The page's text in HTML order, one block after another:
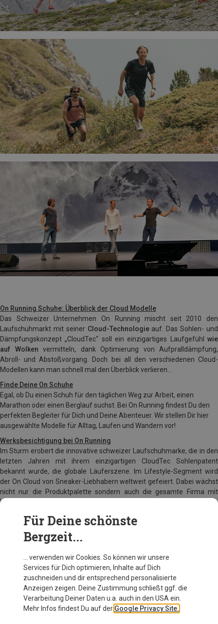
On Running Schuhe: Überblick der Cloud Modelle
Das Schweizer Unternehmen On Running mischt seit 2010 den
Laufschuhmarkt mit seiner Cloud-Technologieauf. Das Sohlen- und
Dämpfungskonzept „CloudTec“ soll ein einzigartiges Laufgefühl wie
auf Wolken vermitteln, dank Optimierung von Aufpralldämpfung,
Abroll- und Abstoßvorgang. Doch bei all den verschiedenen Cloud-
Modellen kann man schnell mal den Überblick verlieren…
Finde Deine On Schuhe
Egal, ob Du einen Schuh für den täglichen Weg zur Arbeit, einen
Marathon oder einen Berglauf suchst. Bei On Running findest Du den
perfekten Begleiter für Dich und Deine Abenteuer. Wir stellen Dir hier
ausgewählte Modelle für Alltag, Laufen und Wandern vor!
Werksbesichtigung bei On Running
Im Sturm erobert die innovative schweizer Laufschuhmarke, die in den
letzten Jahren mit ihrem einzigartigen CloudTec Sohlenpatent
bekannt wurde, die globale Läuferszene. Im Lifestyle-Segment wird
der On Cloud von Sneaker-Liebhabern weltweit gefeiert. Dabei wächst
nicht nur die Produktpalette sondern auch die gesamte Firma mit
Hauptsitz der Verwaltung in Zürich.
Für Deine schönste
Bergzeit...
… verwenden wir Cookies. So können wir unsere
Services für Dich optimieren, Inhalte auf Dich
zuschneiden und dir entsprechend personalisierte
Anzeigen zeigen. Deine Zustimmung schließt ggf. die
Verarbeitung Deiner Daten u.a. auch in den USA ein.
Mehr Infos findest Du auf der Google Privacy Site.